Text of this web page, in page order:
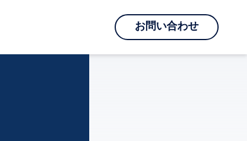
お問い合わせ